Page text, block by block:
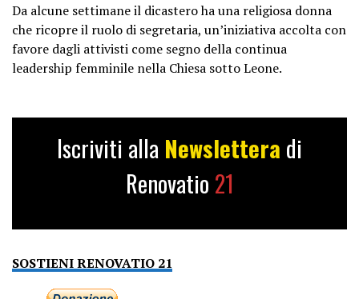
Da alcune settimane il dicastero ha una religiosa donna
che ricopre il ruolo di segretaria, un’iniziativa accolta con
favore dagli attivisti come segno della continua
leadership femminile nella Chiesa sotto Leone.
Iscriviti alla Newslettera di
Renovatio 21
SOSTIENI RENOVATIO 21